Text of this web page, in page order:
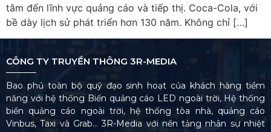
tâm đến lĩnh vực quảng cáo và tiếp thị. Coca-Cola, với
bề dày lịch sử phát triển hơn 130 năm. Không chỉ […]
CÔNG TY TRUYỀN THÔNG 3R-MEDIA
Bao phủ toàn bộ quỹ đạo sinh hoạt của khách hàng tiềm
năng với hệ thống Biển quảng cáo LED ngoài trời, Hệ thống
biển quảng cáo ngoài trời, hệ thống tòa nhà, quảng cáo
Vinbus, Taxi và Grab… 3R-Media với nền tảng nhân sự nhiệt